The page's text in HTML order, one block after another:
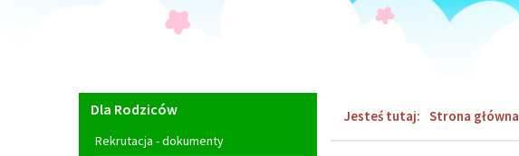
Menu
główne
Dla Rodziców
Rekrutacja - dokumenty
Jesteś tutaj: Strona główna